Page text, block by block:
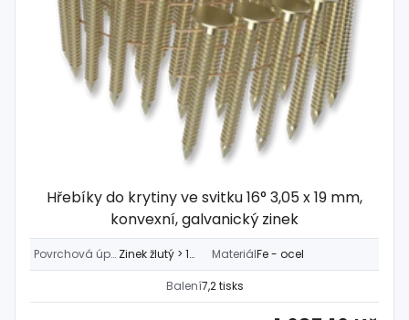
Hřebíky do krytiny ve svitku 16° 3,05 x 19 mm,
konvexní, galvanický zinek
Povrchová úprava Zinek žlutý > 12µm MateriálFe - ocel
Balení7,2 tisks